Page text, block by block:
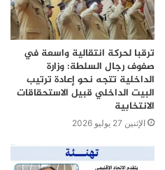
ترقبا لحركة انتقالية واسعة في
صفوف رجال السلطة: وزارة
الداخلية تتجه نحو إعادة ترتيب
البيت الداخلي قبيل الاستحقاقات
الانتخابية
الإثنين 27 يوليو 2026